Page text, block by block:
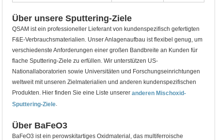
Über unsere Sputtering-Ziele
QSAM ist ein professioneller Lieferant von kundenspezifisch gefertigten
F&E-Verbrauchsmaterialien. Unser Anlagenaufbau ist flexibel genug, um
verschiedenste Anforderungen einer großen Bandbreite an Kunden für
flache Sputtering-Ziele zu erfüllen. Wir unterstützen US-
Nationallaboratorien sowie Universitäten und Forschungseinrichtungen
weltweit mit unseren Zielmaterialien und anderen kundenspezifischen
Produkten. Hier finden Sie eine Liste unsereranderen Mischoxid-
Sputtering-Ziele.
Über BaFeO3
BaFeO3 ist ein perowskitartiges Oxidmaterial, das multiferroische